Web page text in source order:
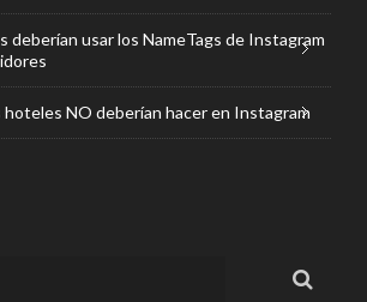
deberían usar los NameTags de Instagram
hoteles NO deberían hacer en Instagram